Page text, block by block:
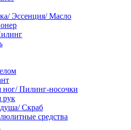
Эссенция/ Масло
ног/ Пилинг-носочки
рук
Скраб
средства